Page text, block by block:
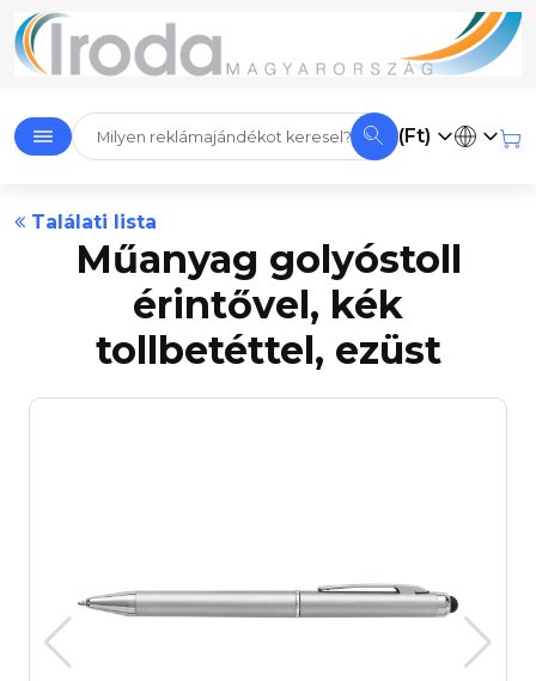
(Ft)
Találati lista
Műanyag golyóstoll
érintővel, kék
tollbetéttel, ezüst